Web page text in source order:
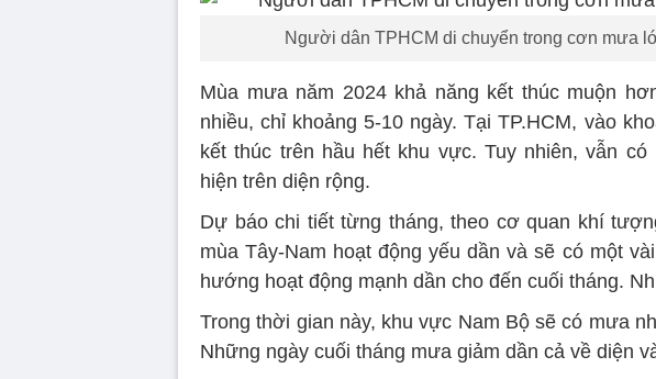
Người dân TPHCM di chuyển trong cơn mưa
Mùa mưa năm 2024 khả năng kết thúc muộn
nhiều, chỉ khoảng 5-10 ngày. Tại TP.HCM, vào
kết thúc trên hầu hết khu vực. Tuy nhiên, vẫn
hiện trên diện rộng.
Dự báo chi tiết từng tháng, theo cơ quan khí
mùa Tây-Nam hoạt động yếu dần và sẽ có một
hướng hoạt động mạnh dần cho đến cuối tháng.
Trong thời gian này, khu vực Nam Bộ sẽ có mưa
Những ngày cuối tháng mưa giảm dần cả về diện